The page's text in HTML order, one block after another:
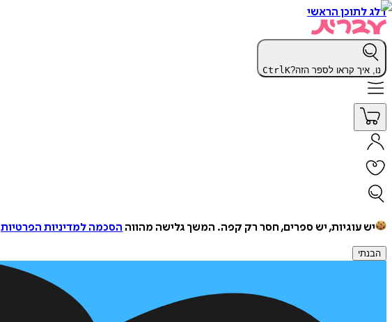
דלג לתוכן הראשי
נו, איך קראו לספר הזה? CtrlK
יש עוגיות, יש ספרים, חסר רק קפה. המשך גלישה מהווה הסכמה למדיניות הפרטיות
הבנתי